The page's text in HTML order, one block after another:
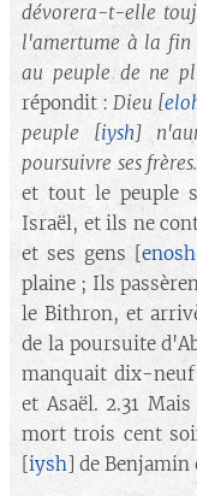
dévorera-t-elle
l'amertume à la fin
au peuple de ne
répondit : Dieu [
peuple [iysh]
poursuivre ses frères.
et tout le peuple
Israël, et ils ne
et ses gens [enosh
plaine ; Ils
le Bithron, et
de la poursuite
manquait dix-
et Asaël. 2.31
mort trois cent
[iysh] de Benjamin